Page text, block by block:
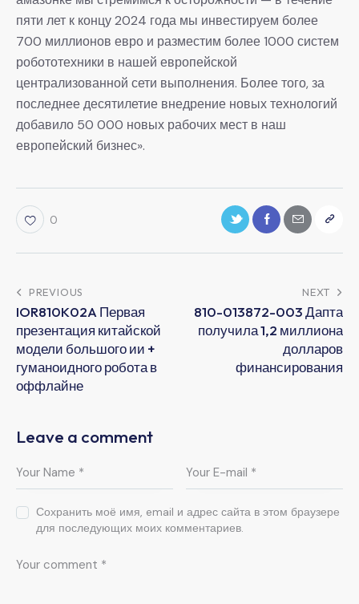
пяти лет к концу 2024 года мы инвестируем более
700 миллионов евро и разместим более 1000 систем
робототехники в нашей европейской
централизованной сети выполнения. Более того, за
последнее десятилетие внедрение новых технологий
добавило 50 000 новых рабочих мест в наш
европейский бизнес».
0
PREVIOUS
IOR810K02A Первая
презентация китайской
модели большого ии +
гуманоидного робота в
оффлайне
NEXT
810-013872-003 Дапта
получила 1,2 миллиона
долларов
финансирования
Leave a comment
Сохранить моё имя, email и адрес сайта в этом браузере
для последующих моих комментариев.